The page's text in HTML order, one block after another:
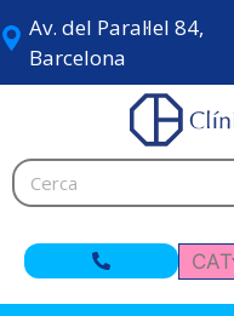
Av. del Paral·lel 84,
Barcelona
CAT